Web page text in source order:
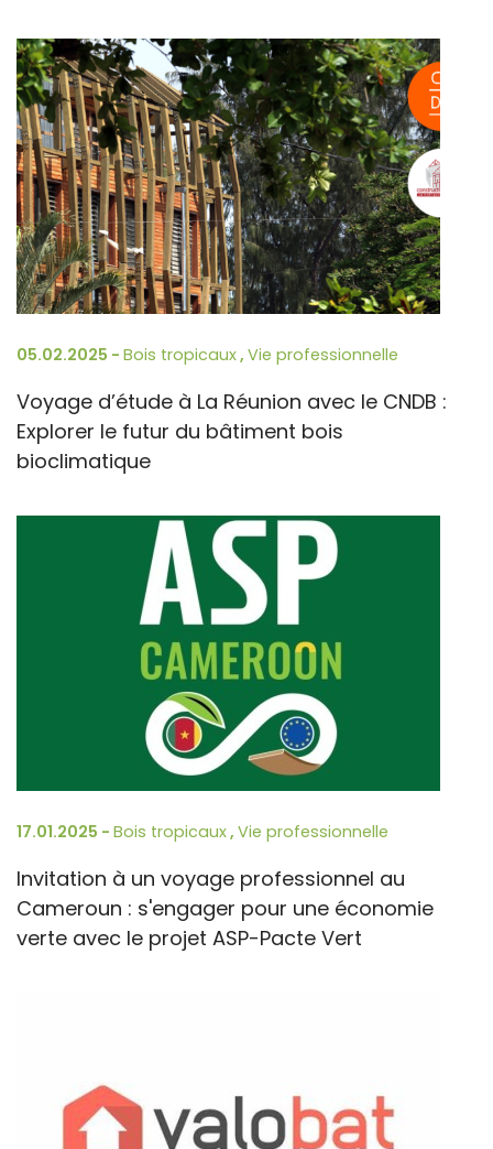
05.02.2025 - Bois tropicaux, Vie professionnelle
Voyage d’étude à La Réunion avec le CNDB :
Explorer le futur du bâtiment bois
bioclimatique
17.01.2025 - Bois tropicaux, Vie professionnelle
Invitation à un voyage professionnel au
Cameroun : s'engager pour une économie
verte avec le projet ASP-Pacte Vert